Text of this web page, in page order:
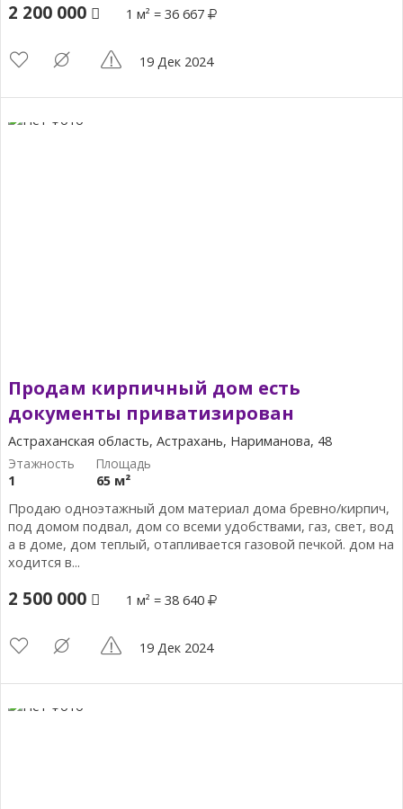
2 200 000 1 м² = 36 667
19 Дек 2024
Продам кирпичный дом есть
документы приватизирован
Астраханская область, Астрахань, Нариманова, 48
1
65 м²
Продаю одноэтажный дом материал дома бревно/кирпич,
под домом подвал, дом со всеми удобствами, газ, свет, вод
а в доме, дом теплый, отапливается газовой печкой. дом на
ходится в...
2 500 000 1 м² = 38 640
19 Дек 2024